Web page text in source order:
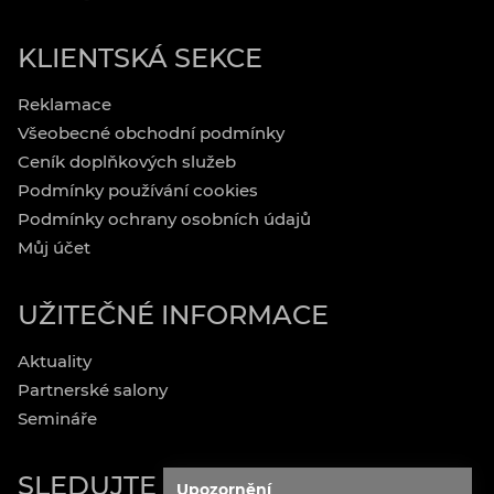
KLIENTSKÁ SEKCE
Reklamace
Všeobecné obchodní podmínky
Ceník doplňkových služeb
Podmínky používání cookies
Podmínky ochrany osobních údajů
Můj účet
UŽITEČNÉ INFORMACE
Aktuality
Partnerské salony
Semináře
SLEDUJTE NÁSUpozornění